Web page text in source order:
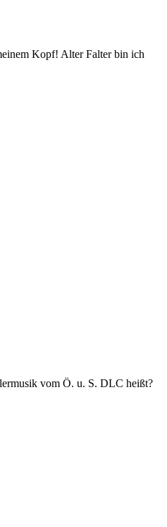
Kopf! Alter Falter bin ich
vom Ö. u. S. DLC heißt?